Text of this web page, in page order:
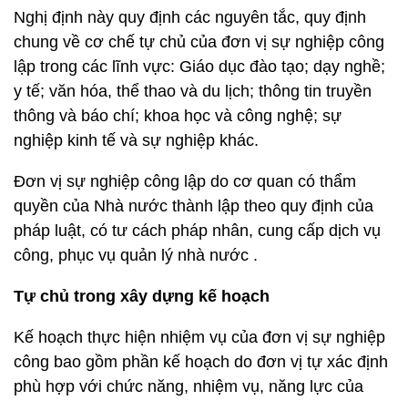
Nghị định này quy định các nguyên tắc, quy định
chung về cơ chế tự chủ của đơn vị sự nghiệp công
lập trong các lĩnh vực: Giáo dục đào tạo; dạy nghề;
y tế; văn hóa, thể thao và du lịch; thông tin truyền
thông và báo chí; khoa học và công nghệ; sự
nghiệp kinh tế và sự nghiệp khác.
Đơn vị sự nghiệp công lập do cơ quan có thẩm
quyền của Nhà nước thành lập theo quy định của
pháp luật, có tư cách pháp nhân, cung cấp dịch vụ
công, phục vụ quản lý nhà nước .
Tự chủ trong xây dựng kế hoạch
Kế hoạch thực hiện nhiệm vụ của đơn vị sự nghiệp
công bao gồm phần kế hoạch do đơn vị tự xác định
phù hợp với chức năng, nhiệm vụ, năng lực của